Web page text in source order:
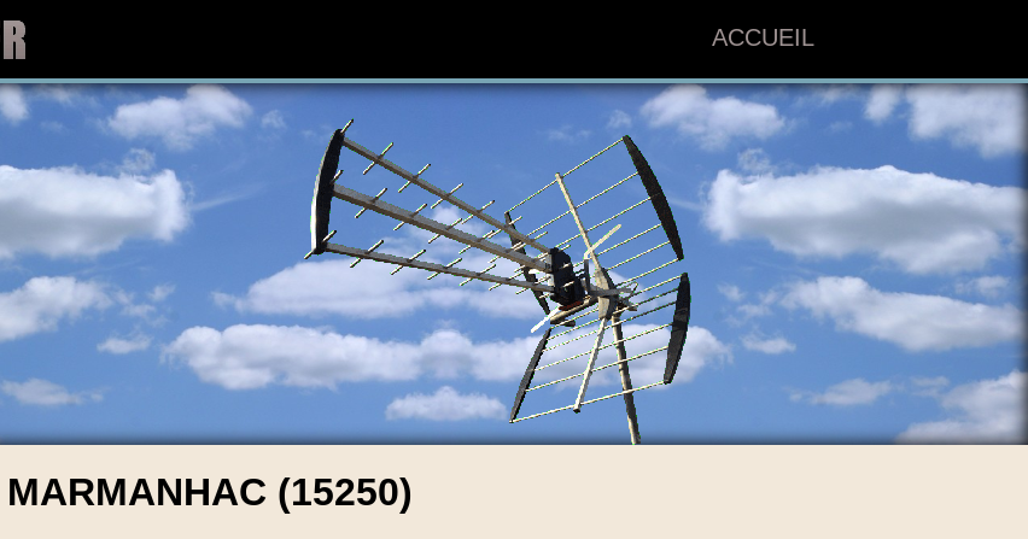
ACCUEIL
MARMANHAC (15250)